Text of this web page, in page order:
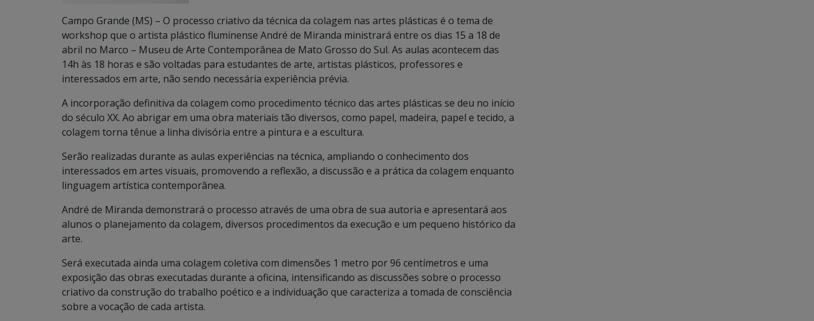
Campo Grande (MS) – O processo criativo da técnica da colagem nas artes plásticas é o tema de
workshop que o artista plástico fluminense André de Miranda ministrará entre os dias 15 a 18 de
abril no Marco – Museu de Arte Contemporânea de Mato Grosso do Sul. As aulas acontecem das
14h às 18 horas e são voltadas para estudantes de arte, artistas plásticos, professores e
interessados em arte, não sendo necessária experiência prévia.
A incorporação definitiva da colagem como procedimento técnico das artes plásticas se deu no início
do século XX. Ao abrigar em uma obra materiais tão diversos, como papel, madeira, papel e tecido, a
colagem torna tênue a linha divisória entre a pintura e a escultura.
Serão realizadas durante as aulas experiências na técnica, ampliando o conhecimento dos
interessados em artes visuais, promovendo a reflexão, a discussão e a prática da colagem enquanto
linguagem artística contemporânea.
André de Miranda demonstrará o processo através de uma obra de sua autoria e apresentará aos
alunos o planejamento da colagem, diversos procedimentos da execução e um pequeno histórico da
arte.
Será executada ainda uma colagem coletiva com dimensões 1 metro por 96 centímetros e uma
exposição das obras executadas durante a oficina, intensificando as discussões sobre o processo
criativo da construção do trabalho poético e a individuação que caracteriza a tomada de consciência
sobre a vocação de cada artista.